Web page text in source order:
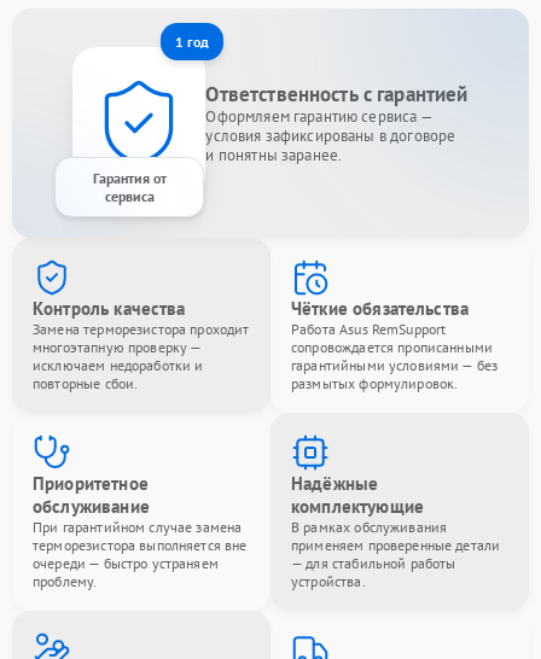
1 год
Гарантия от
сервиса
Ответственность с гарантией
Оформляем гарантию сервиса —
условия зафиксированы в договоре
и понятны заранее.
Контроль качества
Замена терморезистора проходит
многоэтапную проверку —
исключаем недоработки и
повторные сбои.
Чёткие обязательства
Работа Asus RemSupport
сопровождается прописанными
гарантийными условиями — без
размытых формулировок.
Приоритетное
обслуживание
При гарантийном случае замена
терморезистора выполняется вне
очереди — быстро устраняем
проблему.
Надёжные
комплектующие
В рамках обслуживания
применяем проверенные детали
— для стабильной работы
устройства.